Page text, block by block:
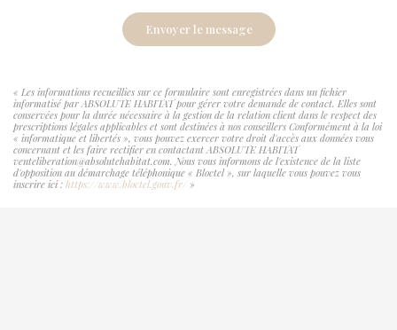
Envoyer le message
« Les informations recueillies sur ce formulaire sont enregistrées dans un fichier
informatisé par ABSOLUTE HABITAT pour gérer votre demande de contact. Elles sont
conservées pour la durée nécessaire à la gestion de la relation client dans le respect des
prescriptions légales applicables et sont destinées à nos conseillers Conformément à la loi
« informatique et libertés », vous pouvez exercer votre droit d'accès aux données vous
concernant et les faire rectifier en contactant ABSOLUTE HABITAT
venteliberation@absolutehabitat.com. Nous vous informons de l'existence de la liste
d'opposition au démarchage téléphonique « Bloctel », sur laquelle vous pouvez vous
inscrire ici : https://www.bloctel.gouv.fr/»